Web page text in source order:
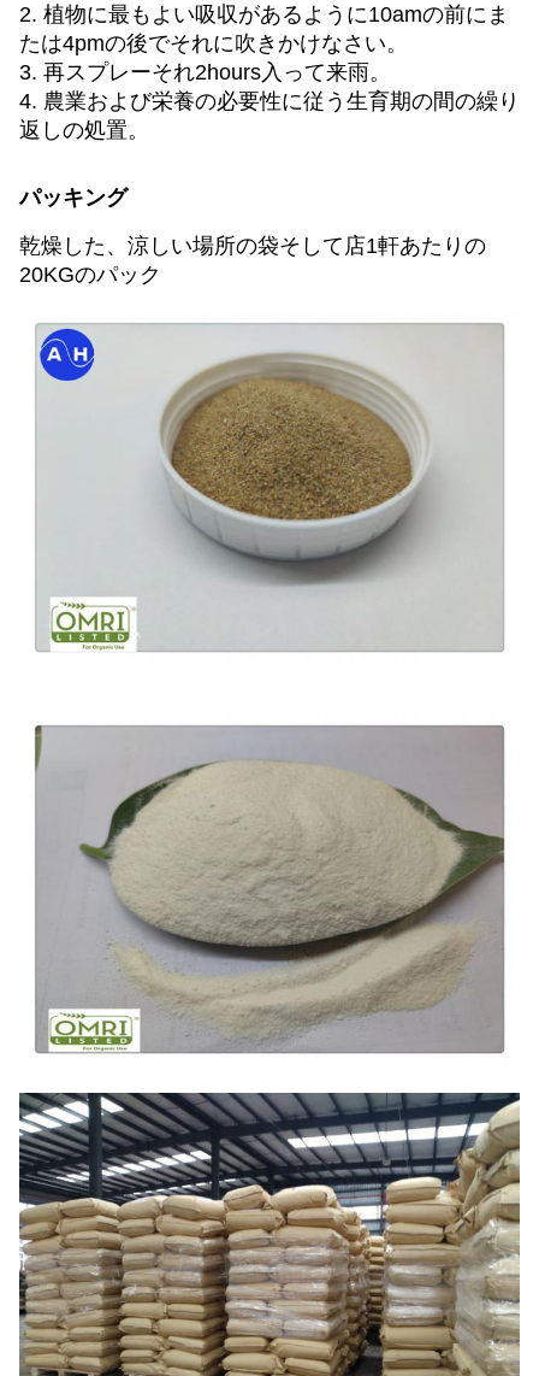
2. 植物に最もよい吸収があるように10amの前にま
たは4pmの後でそれに吹きかけなさい。
3. 再スプレーそれ2hours入って来雨。
4. 農業および栄養の必要性に従う生育期の間の繰り
返しの処置。
パッキング
乾燥した、涼しい場所の袋そして店1軒あたりの
20KGのパック